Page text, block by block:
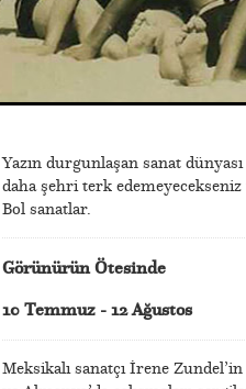
Yazın durgunlaşan sanat
daha şehri terk
Bol sanatlar.
Görünürün Ötesinde
10 Temmuz - 12 Ağustos
Meksikalı sanatçı İrene